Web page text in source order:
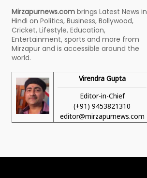
Mirzapurnews.com brings Latest News in
Hindi on Politics, Business, Bollywood,
Cricket, Lifestyle, Education,
Entertainment, sports and more from
Mirzapur and is accessible around the
world.
Virendra Gupta
Editor-in-Chief
(+91) 9453821310
editor@mirzapurnews.com